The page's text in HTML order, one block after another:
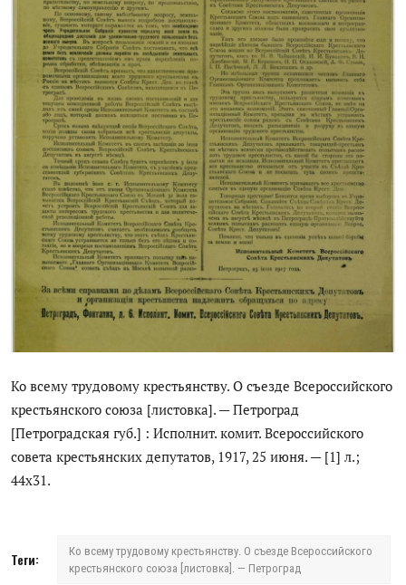
Фотогалерея
Медики Узбекистана
PDF-translator
Статистика
Проблемы Арала
Антикоррупция
Русский
Ко всему трудовому крестьянству. О съезде Всероссийского
крестьянского союза [листовка]. — Петроград
[Петроградская губ.] : Исполнит. комит. Всероссийского
совета крестьянских депутатов, 1917, 25 июня. — [1] л.;
44х31.
Теги:
Ко всему трудовому крестьянству. О съезде Всероссийского
крестьянского союза [листовка]. — Петроград